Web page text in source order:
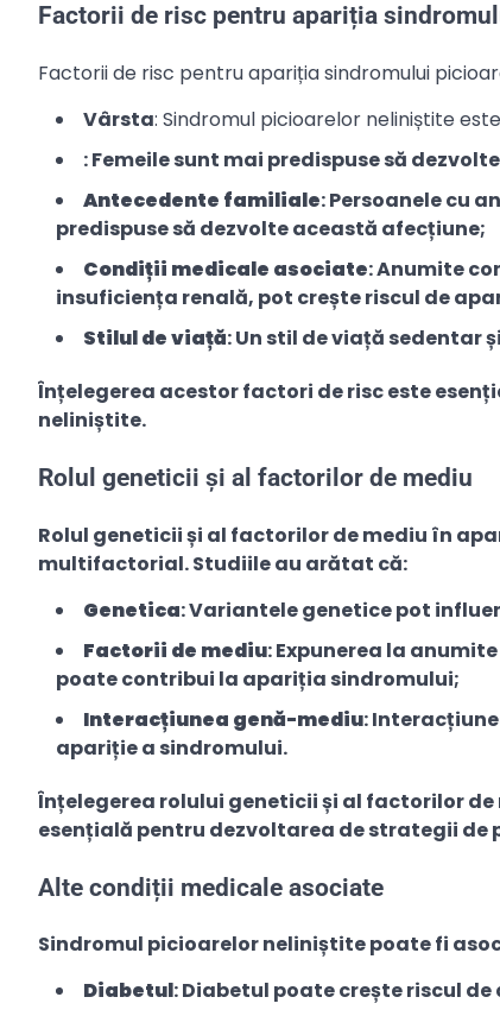
Factorii de risc pentru apariția
Factorii de risc pentru apariția sindromului
Vârsta: Sindromul picioarelor neliniștite
: Femeile sunt mai predispuse să
Antecedente familiale: Persoanele cu
predispuse să dezvolte această afecțiune;
Condiții medicale asociate: Anumite
insuficiența renală, pot crește riscul de
Stilul de viață: Un stil de viață
Înțelegerea acestor factori de risc este
neliniștite.
Rolul geneticii și al factorilor de mediu
Rolul geneticii și al factorilor de mediu în
multifactorial. Studiile au arătat că:
Genetica: Variantele genetice pot
Factorii de mediu: Expunerea la
poate contribui la apariția sindromului;
Interacțiunea genă-mediu:
apariție a sindromului.
Înțelegerea rolului geneticii și al factorilor
esențială pentru dezvoltarea de strategii de
Alte condiții medicale asociate
Sindromul picioarelor neliniștite poate fi
Diabetul: Diabetul poate crește riscul